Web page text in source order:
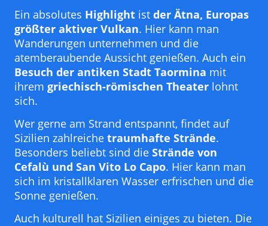
Ein absolutes Highlight ist der Ätna, Europas
größter aktiver Vulkan. Hier kann man
Wanderungen unternehmen und die
atemberaubende Aussicht genießen. Auch ein
Besuch der antiken Stadt Taormina mit
ihrem griechisch-römischen Theater lohnt
sich.
Wer gerne am Strand entspannt, findet auf
Sizilien zahlreiche traumhafte Strände.
Besonders beliebt sind die Strände von
Cefalù und San Vito Lo Capo. Hier kann man
sich im kristallklaren Wasser erfrischen und die
Sonne genießen.
Auch kulturell hat Sizilien einiges zu bieten. Die